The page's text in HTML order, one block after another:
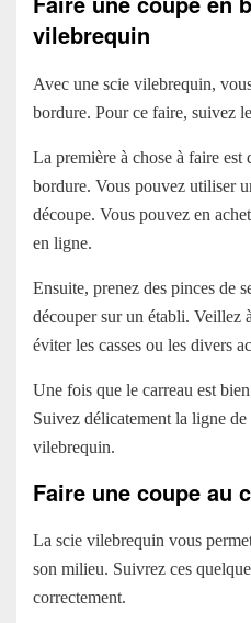
vilebrequin
Avec une scie vilebrequin,
bordure. Pour ce faire, suivez
La première à chose à faire est
bordure. Vous pouvez utiliser
découpe. Vous pouvez en
en ligne.
Ensuite, prenez des pinces de
découper sur un établi. Veillez
éviter les casses ou les divers
Une fois que le carreau est
Suivez délicatement la ligne
vilebrequin.
Faire une coupe au
La scie vilebrequin vous
son milieu. Suivrez ces
correctement.